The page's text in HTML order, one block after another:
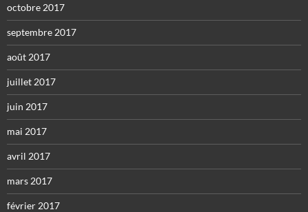
octobre 2017
septembre 2017
août 2017
juillet 2017
juin 2017
mai 2017
avril 2017
mars 2017
février 2017